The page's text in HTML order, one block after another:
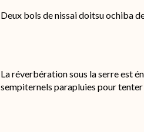
Deux bols de nissai doitsu ochiba
La réverbération sous la serre est
sempiternels parapluies pour tenter